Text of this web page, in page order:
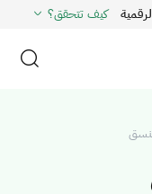
كيف تتحقق؟